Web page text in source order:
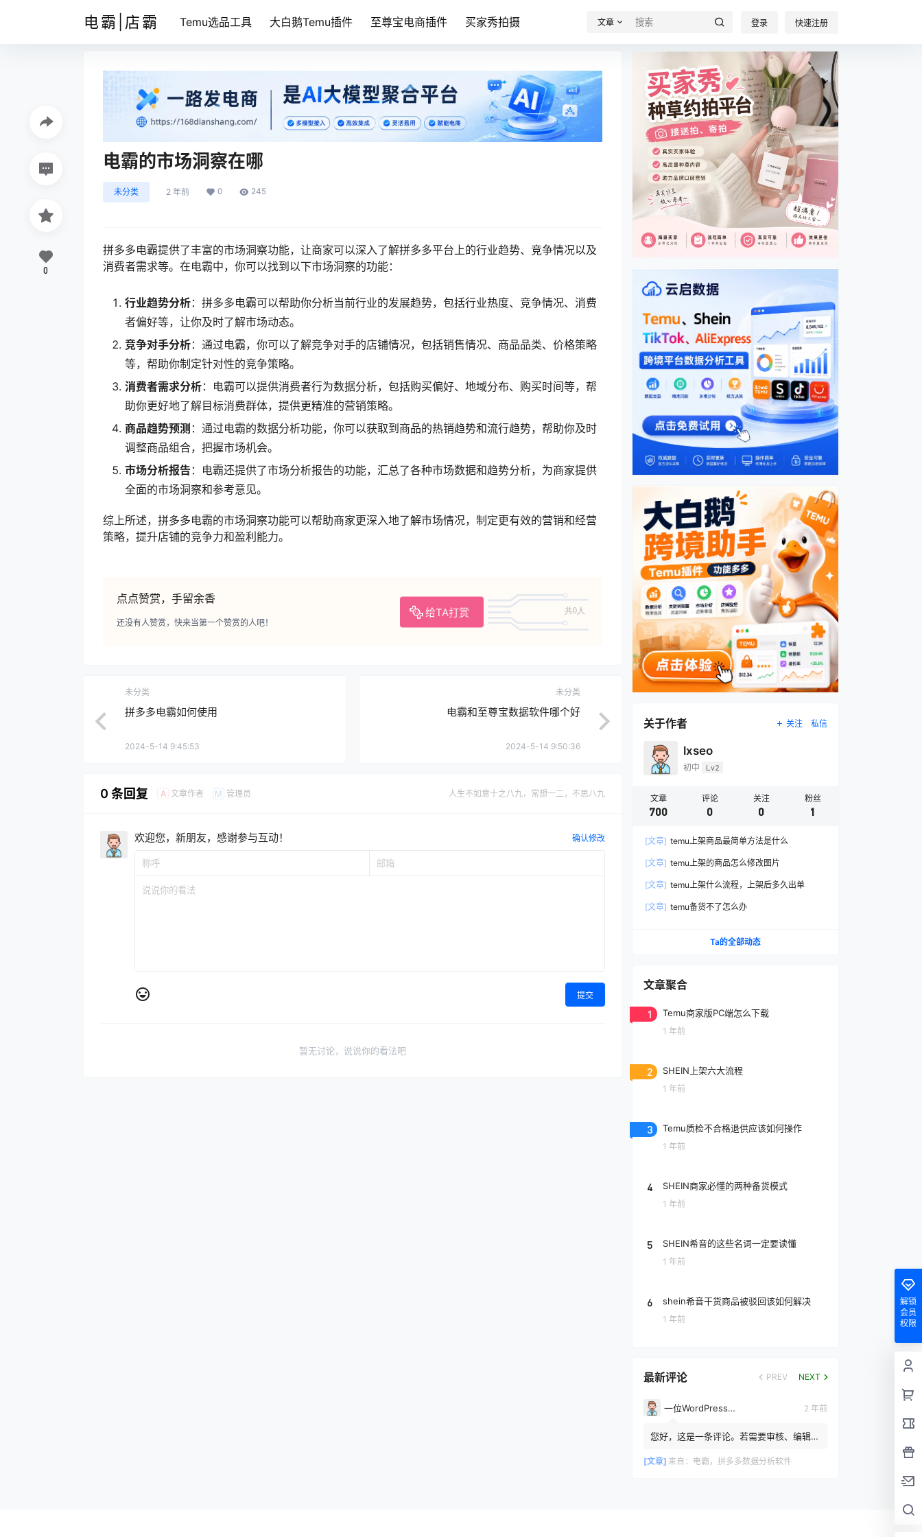
电霸|店霸 Temu选品工具 大白鹅Temu插件 至尊宝电商插件 买家秀拍摄 文章 登录 快速注册
电霸的市场洞察在哪
未分类 2 年前 0 245
拼多多电霸提供了丰富的市场洞察功能，让商家可以深入了解拼多多平台上的行业趋势、竞争情况以及
消费者需求等。在电霸中，你可以找到以下市场洞察的功能：
行业趋势分析：拼多多电霸可以帮助你分析当前行业的发展趋势，包括行业热度、竞争情况、消费
者偏好等，让你及时了解市场动态。
竞争对手分析：通过电霸，你可以了解竞争对手的店铺情况，包括销售情况、商品品类、价格策略
等，帮助你制定针对性的竞争策略。
消费者需求分析：电霸可以提供消费者行为数据分析，包括购买偏好、地域分布、购买时间等，帮
助你更好地了解目标消费群体，提供更精准的营销策略。
商品趋势预测 ：通过电霸的数据分析功能，你可以获取到商品的热销趋势和流行趋势，帮助你及时
调整商品组合，把握市场机会。
市场分析报告 ：电霸还提供了市场分析报告的功能，汇总了各种市场数据和趋势分析，为商家提供
全面的市场洞察和参考意见。
综上所述，拼多多电霸的市场洞察功能可以帮助商家更深入地了解市场情况，制定更有效的营销和经营
策略，提升店铺的竞争力和盈利能力。
点点赞赏，手留余香
给TA打赏 共0人
还没有人赞赏，快来当第一个赞赏的人吧！
0
未分类
拼多多电霸如何使用
2024-5-14 9:45:53
未分类
电霸和至尊宝数据软件哪个好
2024-5-14 9:50:36
0 条回复 A 文章作者 M 管理员 人生不如意十之八九，常想一二，不思八九
欢迎您，新朋友，感谢参与互动！ 确认修改
提交
暂无讨论，说说你的看法吧
关于作者 关注 私信
lxseo
初中 Lv2
文章
700
评论
0
关注
0
粉丝
1
[文章] temu上架商品最简单方法是什么
[文章] temu上架的商品怎么修改图片
[文章] temu上架什么流程，上架后多久出单
[文章] temu备货不了怎么办
Ta的全部动态
文章聚合
1 Temu商家版PC端怎么下载
1 年前
2 SHEIN上架六大流程
1 年前
3 Temu质检不合格退供应该如何操作
1 年前
4 SHEIN商家必懂的两种备货模式
1 年前
5 SHEIN希音的这些名词一定要读懂
1 年前
6 shein希音干货商品被驳回该如何解决
1 年前
最新评论 PREV NEXT
一位WordPress评论者 2 年前
您好，这是一条评论。若需要审核、编辑或
者头像来自 Gravatar。
[文章] 来自： 电霸，拼多多数据分析软件
解锁
会员
权限